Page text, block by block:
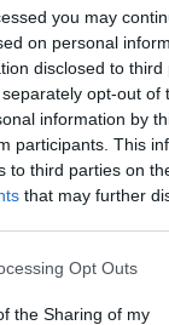
you may
on personal
disclosed to
opt-out of
information by
participants. This
to third parties on
that may further
Opt Outs
the Sharing of my
BAVENO